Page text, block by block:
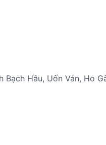
Hầu, Uốn Ván, Ho